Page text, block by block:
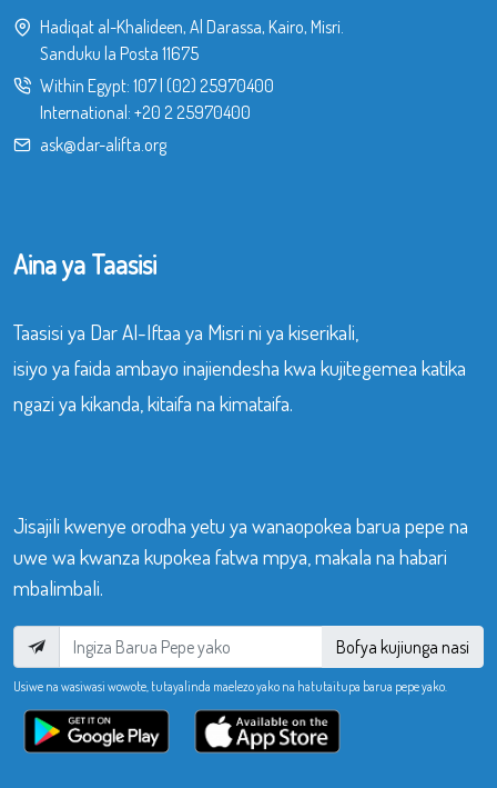
Hadiqat al-Khalideen, Al Darassa, Kairo, Misri.
Sanduku la Posta 11675
Within Egypt: 107| (02) 25970400
International: +20 2 25970400
ask@dar-alifta.org
Aina ya Taasisi
Taasisi ya Dar Al-Iftaa ya Misri ni ya kiserikali,
isiyo ya faida ambayo inajiendesha kwa kujitegemea katika
ngazi ya kikanda, kitaifa na kimataifa.
Jisajili kwenye orodha yetu ya wanaopokea barua pepe na
uwe wa kwanza kupokea fatwa mpya, makala na habari
mbalimbali.
Bofya kujiunga nasi
Usiwe na wasiwasi wowote, tutayalinda maelezo yako na hatutaitupa barua pepe yako.